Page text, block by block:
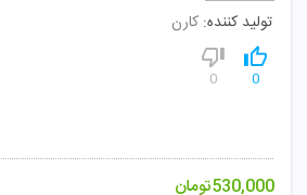
تولید کننده: کارن
0
0
530,000تومان